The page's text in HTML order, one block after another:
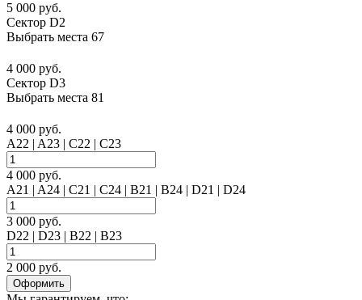
5 000 руб.
Сектор D2
Выбрать места 67
4 000 руб.
Сектор D3
Выбрать места 81
4 000 руб.
A22 | A23 | C22 | C23
4 000 руб.
A21 | A24 | C21 | C24 | B21 | B24 | D21 | D24
3 000 руб.
D22 | D23 | B22 | B23
2 000 руб.
Оформить